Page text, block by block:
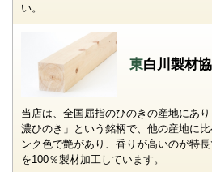
い。
東白川製材
当店は、全国屈指のひのきの産地にあ
濃ひのき」という銘柄で、他の産地に
ンク色で艶があり、香りが高いのが特
を100％製材加工しています。